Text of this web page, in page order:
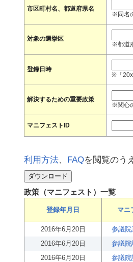
市区町村名、都道府県名
※同名
対象の選挙区
※都道
登録日時
※「
解決するための重要政策
※関心
マニフェストID
利用方法、 FAQを閲覧のう
政策（マニフェスト）一覧
登録年月日 マニ
2016年6月20日
参議院
2016年6月20日
参議院
2016年6月20日
参議院